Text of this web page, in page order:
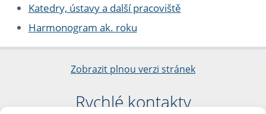
Katedry, ústavy a další pracoviště
Harmonogram ak. roku
Zobrazit plnou verzi stránek
Rychlé kontakty